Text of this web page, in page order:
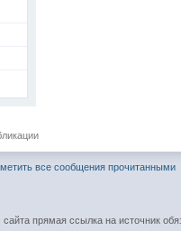
все сообщения прочитанными
прямая ссылка на источник